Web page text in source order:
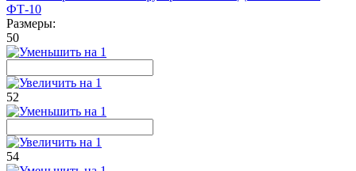
ФТ-10
Размеры:
50
52
54